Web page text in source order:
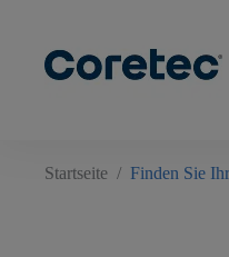
Startseite / Finden Sie